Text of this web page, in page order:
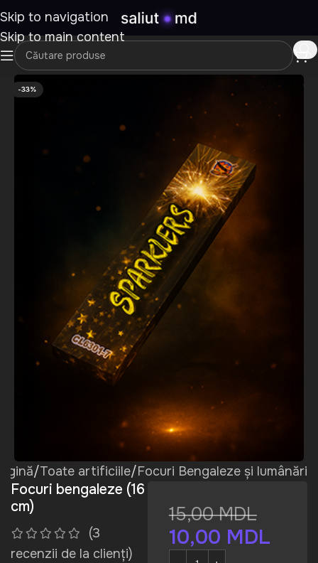
Skip to navigation
Skip to main content
-33%
/Toate artificiile/Focuri Bengaleze și lumânări
Focuri bengaleze (16
cm)
(3
recenzii de la clienți)
15,00MDL
10,00 MDL